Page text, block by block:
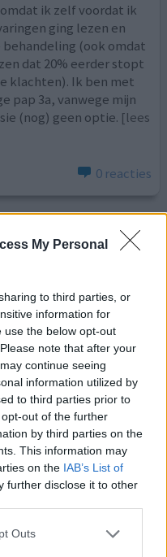
My Personal
to third parties, or
information for
use the below opt-out
note that after your
continue seeing
information utilized by
to third parties prior to
out of the further
by third parties on the
This information may
on the IAB’s List of
further disclose it to other
Outs
ik zelf voordat ik
ging lezen en
(ook omdat
dat 20% eerder stopt
klachten). Ik ben met
pap 3a, vanwege mijn
(nog) geen optie. [lees
0 reacties
de aldara creme drie
lang. Weinig
dag het inbrengen soms
hoofdpijn of wat
inbrengen goed
de huid niet. Bij mij
geleve[lees meer...]